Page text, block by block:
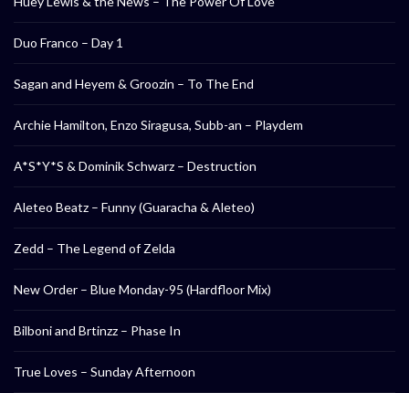
Duo Franco – Day 1
Sagan and Heyem & Groozin – To The End
Archie Hamilton, Enzo Siragusa, Subb-an – Playdem
A*S*Y*S & Dominik Schwarz – Destruction
Aleteo Beatz – Funny (Guaracha & Aleteo)
Zedd – The Legend of Zelda
New Order – Blue Monday-95 (Hardfloor Mix)
Bilboni and Brtinzz – Phase In
True Loves – Sunday Afternoon